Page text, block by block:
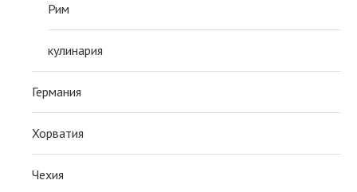
Рим
кулинария
Германия
Хорватия
Чехия